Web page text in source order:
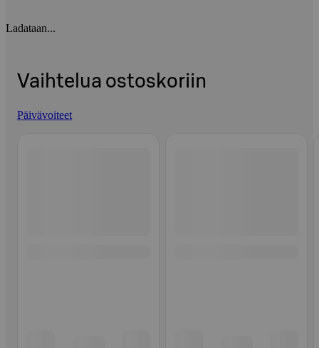
Ladataan...
Vaihtelua ostoskoriin
Päivävoiteet